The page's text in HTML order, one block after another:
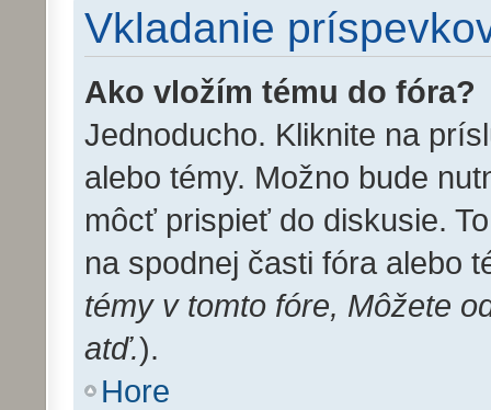
Vkladanie
Ako vložím tému do fóra?
Jednoducho. Kliknite na
alebo témy. Možno bude
môcť prispieť do diskusie.
na spodnej časti fóra alebo
témy v tomto fóre, Môžete
atď.).
Hore